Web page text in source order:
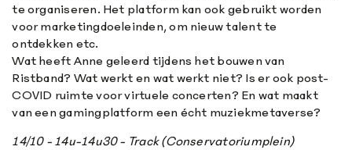
te organiseren. Het platform kan ook gebruikt worden
voor marketingdoeleinden, om nieuw talent te
ontdekken etc.
Wat heeft Anne geleerd tijdens het bouwen van
Ristband? Wat werkt en wat werkt niet? Is er ook post-
COVID ruimte voor virtuele concerten? En wat maakt
van een gamingplatform een écht muziekmetaverse?
14/10 - 14u-14u30 - Track (Conservatoriumplein)